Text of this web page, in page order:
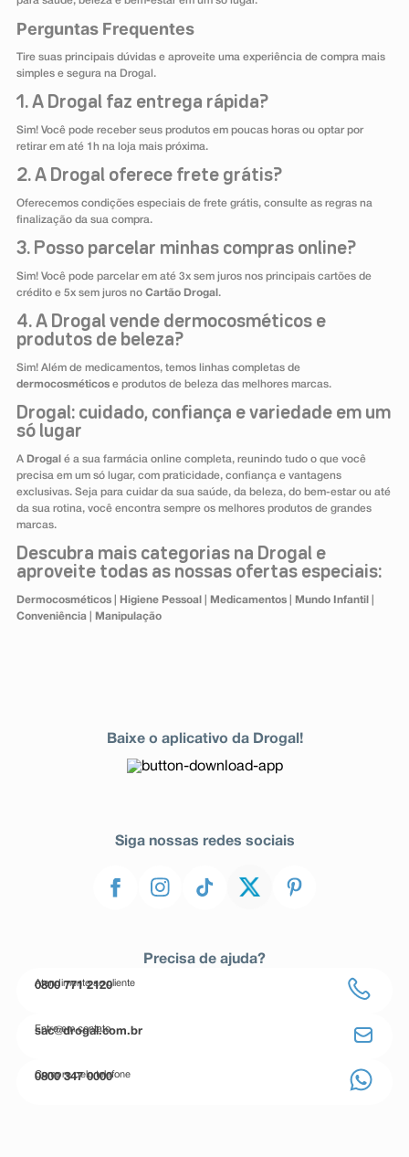
Perguntas Frequentes
Tire suas principais dúvidas e aproveite uma experiência de compra mais
simples e segura na Drogal.
1. A Drogal faz entrega rápida?
Sim! Você pode receber seus produtos em poucas horas ou optar por
retirar em até 1h na loja mais próxima.
2. A Drogal oferece frete grátis?
Oferecemos condições especiais de frete grátis, consulte as regras na
finalização da sua compra.
3. Posso parcelar minhas compras online?
Sim! Você pode parcelar em até 3x sem juros nos principais cartões de
crédito e 5x sem juros no Cartão Drogal .
4. A Drogal vende dermocosméticos e
produtos de beleza?
Sim! Além de medicamentos, temos linhas completas de
dermocosméticose produtos de beleza das melhores marcas.
Drogal: cuidado, confiança e variedade em um
só lugar
A Drogal é a sua farmácia online completa, reunindo tudo o que você
precisa em um só lugar, com praticidade, confiança e vantagens
exclusivas. Seja para cuidar da sua saúde, da beleza, do bem-estar ou até
da sua rotina, você encontra sempre os melhores produtos de grandes
marcas.
Descubra mais categorias na Drogal e
aproveite todas as nossas ofertas especiais:
Dermocosméticos| Higiene Pessoal Medicamentos| Mundo Infantil
Conveniência| Manipulação
Baixe o aplicativo da Drogal!
Siga nossas redes sociais
Precisa de ajuda?
Atendimento ao cliente
0800 771 2120
Entre em contato
sac@drogal.com.br
Compre pelo telefone
0800 347 0000